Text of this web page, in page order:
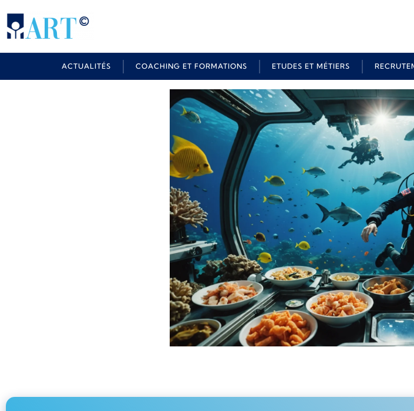
ACTUALITÉS COACHING ET FORMATIONS ETUDES ET MÉTIERS